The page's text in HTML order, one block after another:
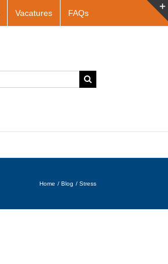
Vacatures FAQs
Home Blog Stress